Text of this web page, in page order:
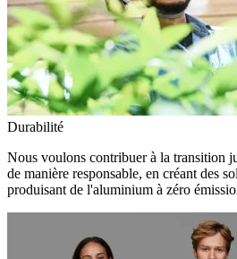
Durabilité
Nous voulons contribuer à la transition
de manière responsable, en créant des
produisant de l'aluminium à zéro